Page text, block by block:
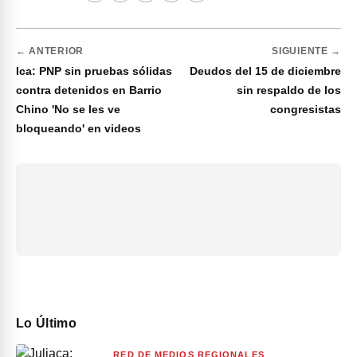
← ANTERIOR
Ica: PNP sin pruebas sólidas
contra detenidos en Barrio
Chino 'No se les ve
bloqueando' en videos
SIGUIENTE →
Deudos del 15 de diciembre
sin respaldo de los
congresistas
Lo Último
RED DE MEDIOS REGIONALES